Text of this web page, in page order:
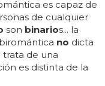
es capaz de
de cualquier
son binarios... la
no dicta
trata de una
es distinta de la